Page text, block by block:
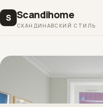
S Scandihome
СКАНДИНАВСКИЙ СТИЛЬ